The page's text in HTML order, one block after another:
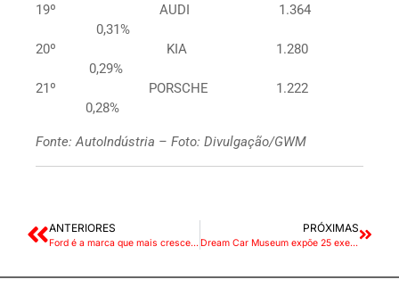
19º AUDI 1.364
0,31%
20º KIA 1.280
0,29%
21º PORSCHE 1.222
0,28%
Fonte: AutoIndústria – Foto: Divulgação/GWM
ANTERIORES
Ford é a marca que mais cresce em abril
PRÓXIMAS
Dream Car Museum expõe 25 exemplares de várias gerações de Mustang